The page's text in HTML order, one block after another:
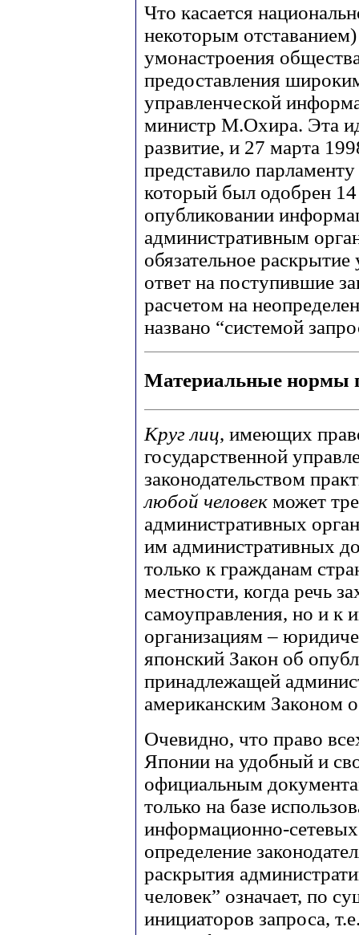
Что касается
некоторым
умонастроения
предоставления
управленческой
министр М.Охира. Эта
развитие, и 27 марта
представило
который был одобрен
опубликовании
административным
обязательное
ответ на поступившие
расчетом на
названо “системой
Материальные нормы
Круг лиц, имеющих
государственной
законодательством
любой человек может
административных
им административных
только к гражданам
местности, когда речь
самоуправления, но и к
организациям –
японский Закон об
принадлежащей
американским Законом
Очевидно, что право
Японии на удобный и
официальным
только на базе
информационно-
определение
раскрытия
человек” означает, по
инициаторов запроса,